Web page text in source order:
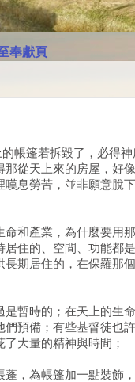
奉獻頁
帳篷若拆毀了，必得
那從天上來的房屋，好
息勞苦，並非願意脫
和產業，為什麼要用
住的、空間、功能都
期居住的，在保羅那
暫時的；在天上的生
預備；有些基督徒也
大量的精神與時間；
，為帳篷加一點裝飾